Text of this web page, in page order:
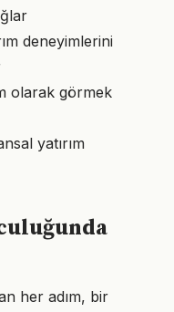
deneyimlerini
olarak görmek
yatırım
her adım, bir